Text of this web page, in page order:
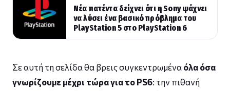
Νέα πατέντα δείχνει ότι η Sony ψάχνει
να λύσει ένα βασικό πρόβλημα του
PlayStation 5 στο PlayStation 6
Σε αυτή τη σελίδα θα βρεις συγκεντρωμένα όλα όσα
γνωρίζουμε μέχρι τώρα για το PS6: την πιθανή